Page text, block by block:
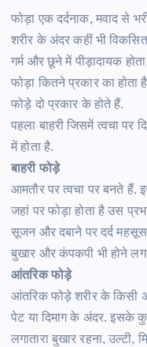
फोड़ा एक दर्दनाक, मवाद से
शरीर के अंदर कहीं भी
गर्म और छूने में पीड़ादायक होता
फोड़ा कितने प्रकार का होता है
फोड़े दो प्रकार के होतेहैं.
पहला बाहरी जिसमें त्वचा पर
में होता है.
बाहरी फोड़े
आमतौर पर त्वचा पर बनते हैं.
जहां पर फोड़ा होता है उस
सूजन और दबाने पर दर्द महसूस
बुखार और कंपकपी भी होने
आंतरिकफोड़े
आंतरिक फोड़े शरीर के
पेट या दिमाग के अंदर. इसके
लगाताराबुखार रहना, उल्टी,